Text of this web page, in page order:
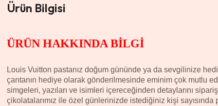
Ürün Bilgisi
ÜRÜN HAKKINDA BİLGİ
Louis Vuitton pastanız doğum gününde ya da sevgilinize
çantanın hediye olarak gönderilmesinde eminim çok mutlu
simgeleri, yazıları ve isimleri içereceğinden detaylarını
çikolatalarımız ile özel günlerinizde istediğiniz kişi sayısında